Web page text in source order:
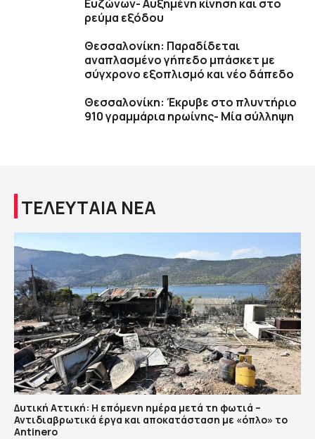
Ευζώνων- Αυξημένη κίνηση και στο
ρεύμα εξόδου
Θεσσαλονίκη: Παραδίδεται
αναπλασμένο γήπεδο μπάσκετ με
σύγχρονο εξοπλισμό και νέο δάπεδο
Θεσσαλονίκη: Έκρυβε στο πλυντήριο
910 γραμμάρια ηρωίνης- Μία σύλληψη
ΤΕΛΕΥΤΑΙΑ ΝΕΑ
Δυτική Αττική: Η επόμενη ημέρα μετά τη φωτιά –
Αντιδιαβρωτικά έργα και αποκατάσταση με «όπλο» το
Antinero